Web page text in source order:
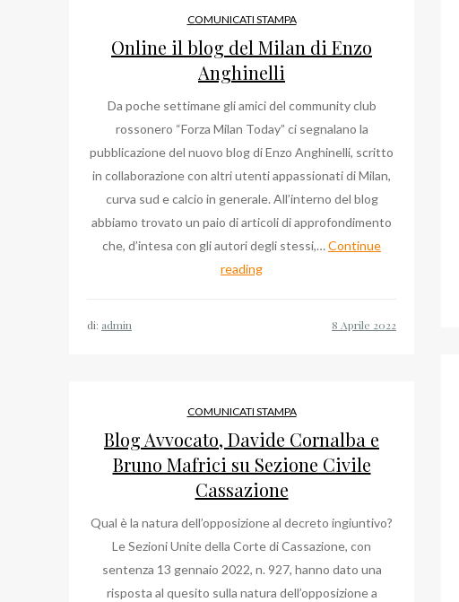
COMUNICATI STAMPA
Online il blog del Milan di Enzo
Anghinelli
Da poche settimane gli amici del community club
rossonero “Forza Milan Today” ci segnalano la
pubblicazione del nuovo blog di Enzo Anghinelli, scritto
in collaborazione con altri utenti appassionati di Milan,
curva sud e calcio in generale. All’interno del blog
abbiamo trovato un paio di articoli di approfondimento
che, d’intesa con gli autori degli stessi,…Continue
readingOnline
Enzo
Anghinelli
di: admin
COMUNICATI STAMPA
Blog Avvocato, Davide Cornalba e
Bruno Mafrici su Sezione Civile
Cassazione
Qual è la natura dell’opposizione al decreto ingiuntivo?
Le Sezioni Unite della Corte di Cassazione, con
sentenza 13 gennaio 2022, n. 927, hanno dato una
risposta al quesito sulla natura dell’opposizione a